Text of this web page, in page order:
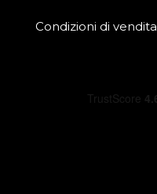
Condizioni di vendita